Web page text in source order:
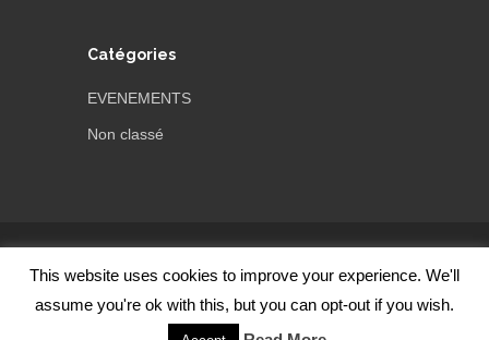
Catégories
EVENEMENTS
Non classé
Thème parThemeTrust
This website uses cookies to improve your experience. We'll
assume you're ok with this, but you can opt-out if you wish.